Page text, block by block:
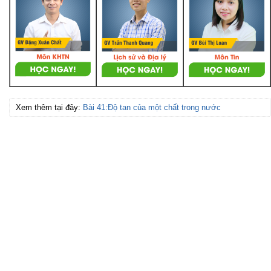
Xem thêm tại đây: Bài 41:Độ tan của một chất trong nước